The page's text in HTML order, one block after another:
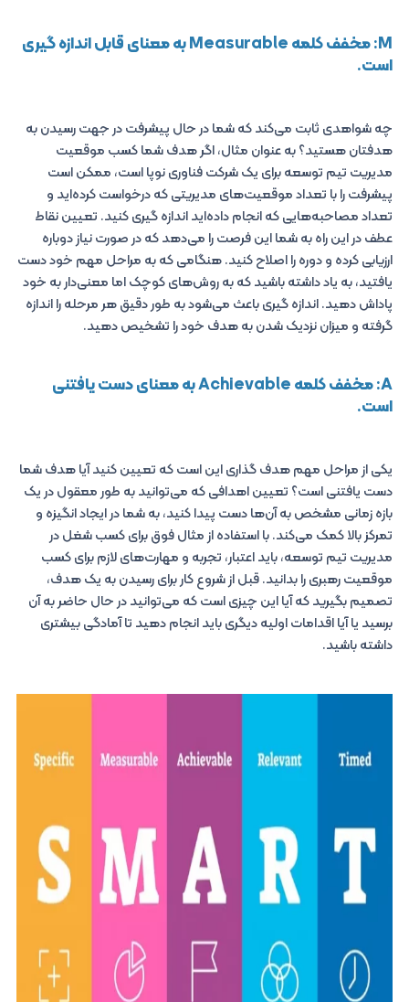
M: مخفف کلمه Measurable به معنای قابل اندازه گیری
است.
چه شواهدی ثابت می‌کند که شما در حال پیشرفت در جهت رسیدن به
هدفتان هستید؟ به عنوان مثال، اگر هدف شما کسب موقعیت
مدیریت تیم توسعه برای یک شرکت فناوری نوپا است، ممکن است
پیشرفت را با تعداد موقعیت‌های مدیریتی که درخواست کرده‌اید و
تعداد مصاحبه‌هایی که انجام داده‌اید اندازه گیری کنید. تعیین نقاط
عطف در این راه به شما این فرصت را می‌دهد که در صورت نیاز دوباره
ارزیابی کرده و دوره را اصلاح کنید. هنگامی که به مراحل مهم خود دست
یافتید، به یاد داشته باشید که به روش‌های کوچک اما معنی‌دار به خود
پاداش دهید. اندازه گیری باعث می‌شود به طور دقیق هر مرحله را اندازه
گرفته و میزان نزدیک شدن به هدف خود را تشخیص دهید.
A: مخفف کلمه Achievable به معنای دست یافتنی
است.
یکی از مراحل مهم هدف گذاری این است که تعیین کنید آیا هدف شما
دست یافتنی است؟ تعیین اهدافی که می‌توانید به طور معقول در یک
بازه زمانی مشخص به آن‌ها دست پیدا کنید، به شما در ایجاد انگیزه و
تمرکز بالا کمک می‌کند. با استفاده از مثال فوق برای کسب شغل در
مدیریت تیم توسعه، باید اعتبار، تجربه و مهارت‌های لازم برای کسب
موقعیت رهبری را بدانید. قبل از شروع کار برای رسیدن به یک هدف،
تصمیم بگیرید که آیا این چیزی است که می‌توانید در حال حاضر به آن
برسید یا آیا اقدامات اولیه دیگری باید انجام دهید تا آمادگی بیشتری
داشته باشید.